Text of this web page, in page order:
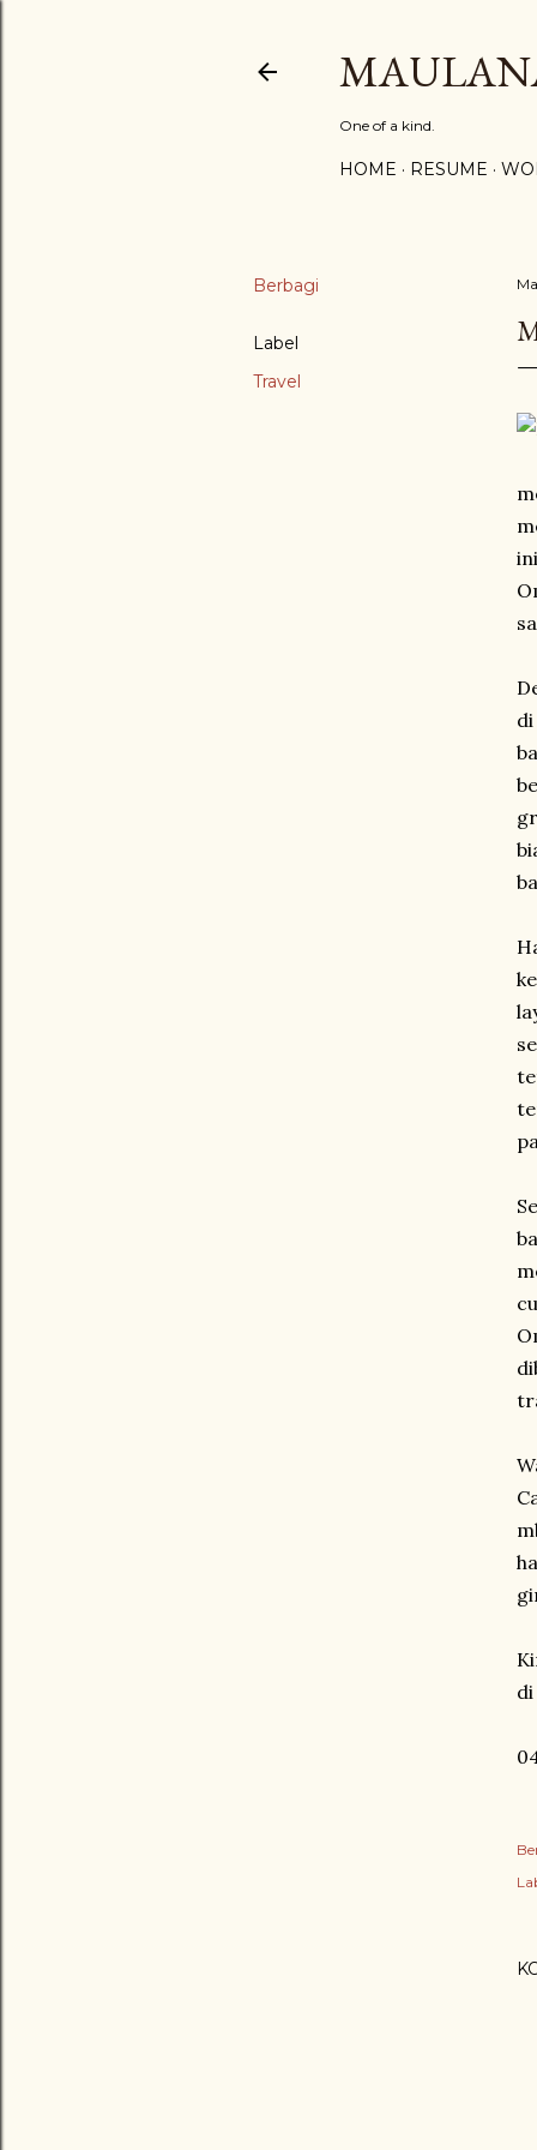
One of a kind.
HOME RESUME
Berbagi
Label
Travel